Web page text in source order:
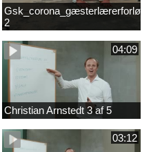
2
04:09
Christian Arnstedt 3 af 5
03:12